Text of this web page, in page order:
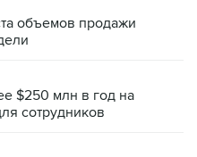
объемов продажи
$250 млн в год на
сотрудников